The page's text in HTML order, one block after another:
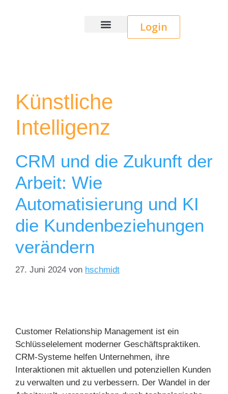
Login
Künstliche
Intelligenz
CRM und die Zukunft der
Arbeit: Wie
Automatisierung und KI
die Kundenbeziehungen
verändern
27. Juni 2024 von hschmidt
Customer Relationship Management ist ein
Schlüsselelement moderner Geschäftspraktiken.
CRM-Systeme helfen Unternehmen, ihre
Interaktionen mit aktuellen und potenziellen Kunden
zu verwalten und zu verbessern. Der Wandel in der